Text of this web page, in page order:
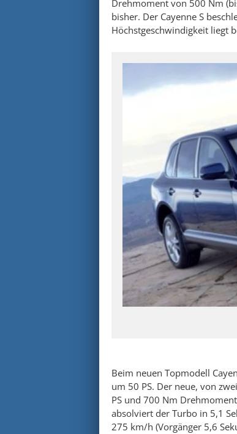
Drehmoment von 500 Nm
bisher. Der Cayenne S
Höchstgeschwindigkeit liegt
Beim neuen Topmodell
um 50 PS. Der neue, von
PS und 700 Nm
absolviert der Turbo in 5,1
275 km/h (Vorgänger 5,6